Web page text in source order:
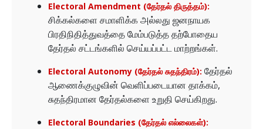
Electoral Amendment (தேர்தல் திருத்தம்):
சிக்கல்களை சமாளிக்க அல்லது ஜனநாயக
பிரதிநிதித்துவத்தை மேம்படுத்த தற்போதைய
தேர்தல் சட்டங்களில் செய்யப்பட்ட மாற்றங்கள்.
Electoral Autonomy (தேர்தல் சுதந்திரம்): தேர்தல்
ஆணைக்குழுவின் வெளிப்படையான தாக்கம்,
சுதந்திரமான தேர்தல்களை உறுதி செய்கிறது.
Electoral Boundaries (தேர்தல் எல்லைகள்):